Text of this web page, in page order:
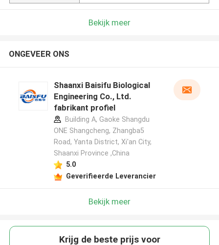
Bekijk meer
ONGEVEER ONS
Shaanxi Baisifu Biological
Engineering Co., Ltd.
fabrikant profiel
Building A, Gaoke Shangdu
ONE Shangcheng, Zhangba5
Road, Yanta District, Xi'an City,
Shaanxi Province ,China
5.0
Geverifieerde Leverancier
Bekijk meer
Krijg de beste prijs voor